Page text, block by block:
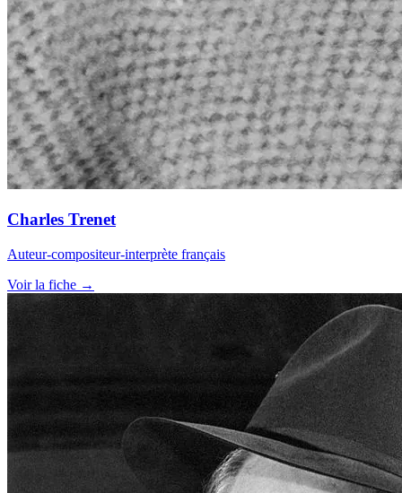
Charles Trenet
Auteur-compositeur-interprète français
Voir la fiche →